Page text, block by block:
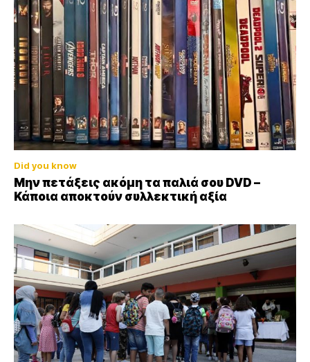
Did you know
Μην πετάξεις ακόμη τα παλιά σου DVD –
Κάποια αποκτούν συλλεκτική αξία